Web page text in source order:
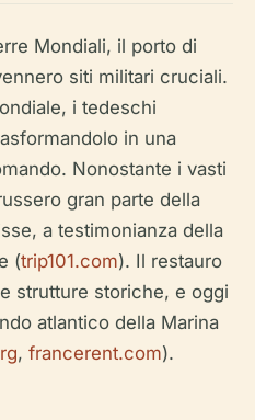
Mondiali, il porto di
siti militari cruciali.
i tedeschi
in una
Nonostante i vasti
gran parte della
a testimonianza della
(trip101.com). Il restauro
strutture storiche, e oggi
atlantico della Marina
, francerent.com).